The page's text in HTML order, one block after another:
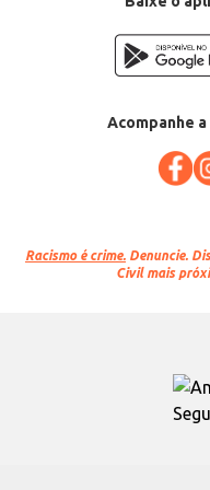
Acompanhe
Racismo é crime. Denuncie.
Civil mais